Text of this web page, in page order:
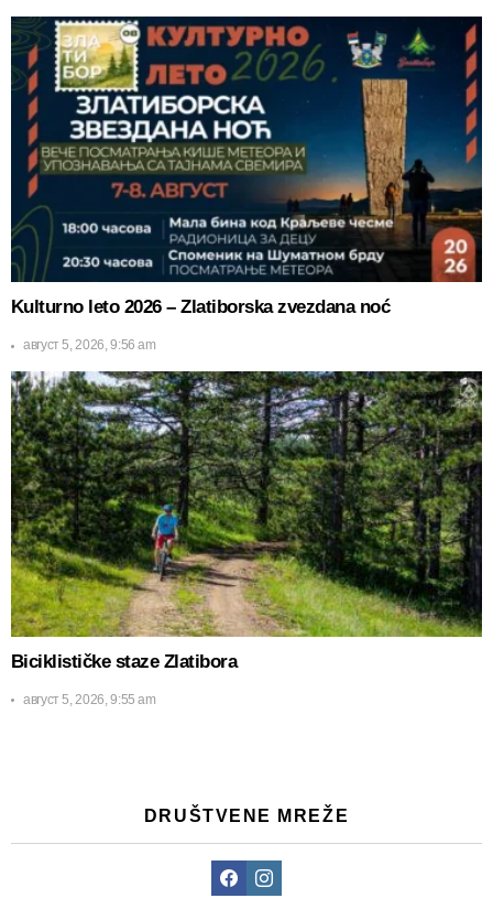
Kulturno leto 2026 – Zlatiborska zvezdana noć
август 5, 2026, 9:56 am
Biciklističke staze Zlatibora
август 5, 2026, 9:55 am
DRUŠTVENE MREŽE
FacebookInstagram